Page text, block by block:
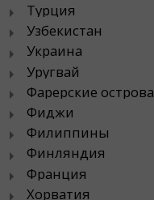
Турция
Узбекистан
Украина
Уругвай
Фарерские острова
Фиджи
Филиппины
Финляндия
Франция
Хорватия